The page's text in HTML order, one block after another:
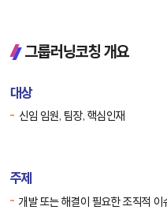
그룹러닝코칭 개요
대상
신임 임원, 팀장, 핵심인재
주제
개발 또는 해결이 필요한 조직적